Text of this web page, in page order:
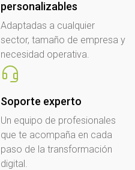
personalizables
Adaptadas a cualquier
sector, tamaño de empresa y
necesidad operativa.
Soporte experto
Un equipo de profesionales
que te acompaña en cada
paso de la transformación
digital.